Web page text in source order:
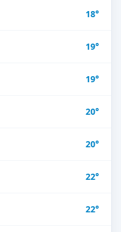
18°
19°
19°
20°
20°
22°
22°